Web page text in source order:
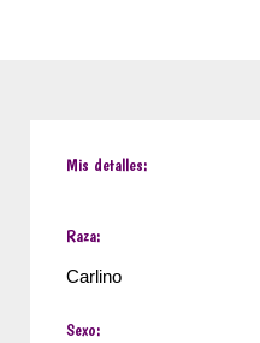
Mis detalles:
Raza:
Carlino
Sexo: